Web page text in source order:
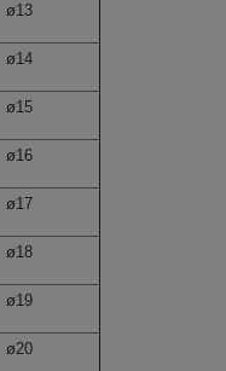
ø13
ø14
ø15
ø16
ø17
ø18
ø19
ø20